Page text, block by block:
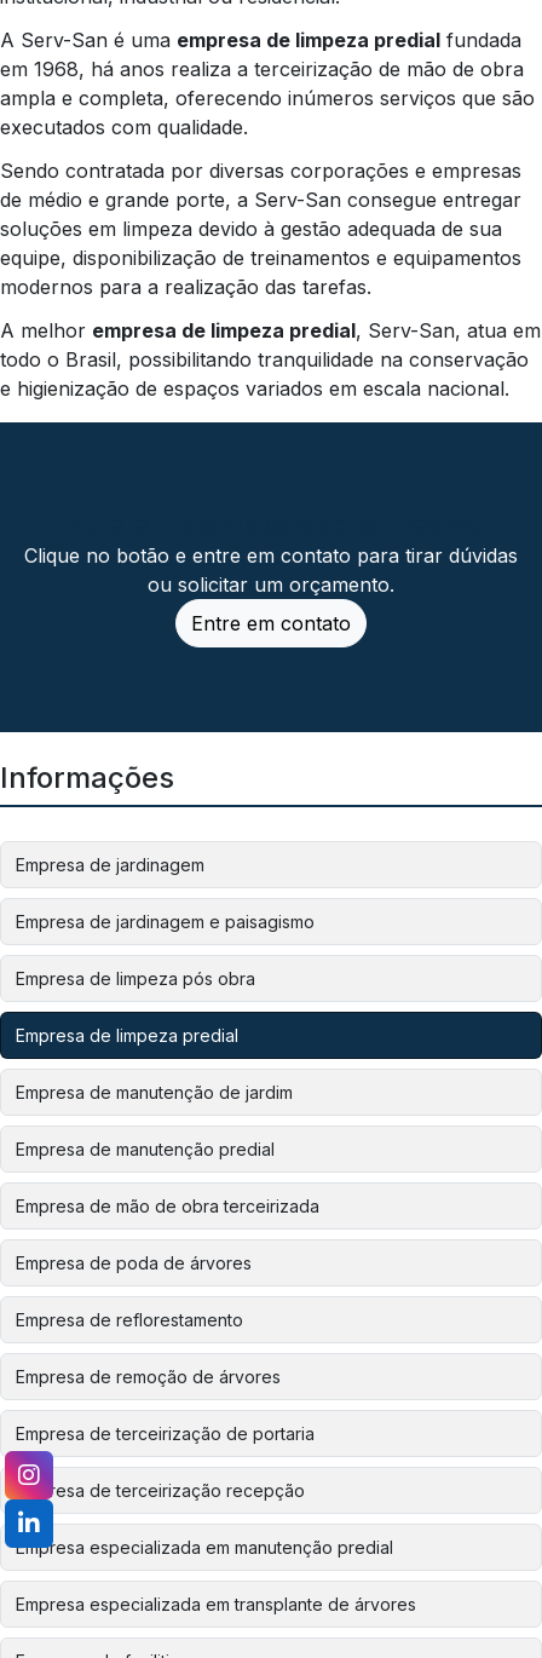
A Serv-San é uma empresa de limpeza predial fundada
em 1968, há anos realiza a terceirização de mão de obra
ampla e completa, oferecendo inúmeros serviços que são
executados com qualidade.
Sendo contratada por diversas corporações e empresas
de médio e grande porte, a Serv-San consegue entregar
soluções em limpeza devido à gestão adequada de sua
equipe, disponibilização de treinamentos e equipamentos
modernos para a realização das tarefas.
A melhor empresa de limpeza predial, Serv-San, atua em
todo o Brasil, possibilitando tranquilidade na conservação
e higienização de espaços variados em escala nacional.
Clique no botão e entre em contato para tirar dúvidas
ou solicitar um orçamento.
Entre em contato
Informações
Empresa de jardinagem
Empresa de jardinagem e paisagismo
Empresa de limpeza pós obra
Empresa de limpeza predial
Empresa de manutenção de jardim
Empresa de manutenção predial
Empresa de mão de obra terceirizada
Empresa de poda de árvores
Empresa de reflorestamento
Empresa de remoção de árvores
Empresa de terceirização de portaria
Empresa de terceirização recepção
Empresa especializada em manutenção predial
Empresa especializada em transplante de árvores